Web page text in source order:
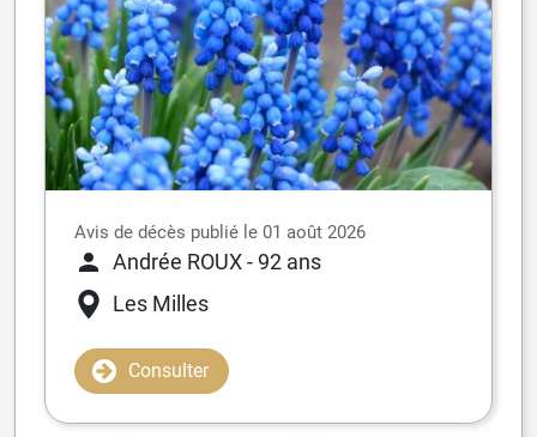
Avis de décès publié le 01 août 2026
Andrée ROUX- 92 ans
Les Milles
Consulter